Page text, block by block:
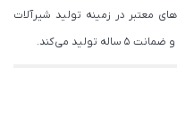
معتبر در زمینه تولید شیرآلات
می کند.